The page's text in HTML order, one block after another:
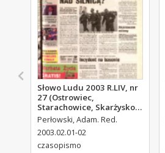
Słowo Ludu 2003 R.LIV, nr
27 (Ostrowiec,
Starachowice, Skarżysko,
Końskie, Ponidzie,
Jędrzejów, Włoszczowa,
Sandomierz, Staszów,
Opatów)
Perłowski, Adam. Red.
2003.02.01-02
czasopismo